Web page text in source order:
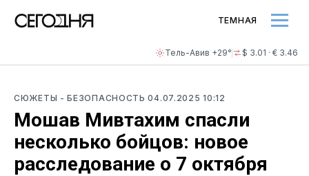
Тель-Авив +29° $ 3.01 · € 3.46
ТЕМНАЯ
СЮЖЕТЫ - БЕЗОПАСНОСТЬ04.07.2025 10:12
Мошав Мивтахим спасли
несколько бойцов: новое
расследование о 7 октября